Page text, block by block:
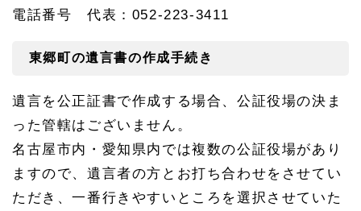
電話番号 代表：052-223-3411
東郷町の遺言書の作成手続き
遺言を公正証書で作成する場合、公証役場の決ま
った管轄はございません。
名古屋市内・愛知県内では複数の公証役場があり
ますので、遺言者の方とお打ち合わせをさせてい
ただき、一番行きやすいところを選択させていた